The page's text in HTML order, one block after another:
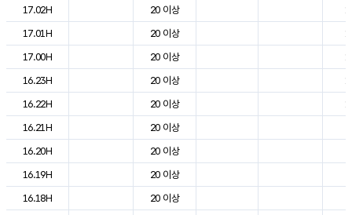
17.02H
20 이상
17.01H
20 이상
17.00H
20 이상
16.23H
20 이상
16.22H
20 이상
16.21H
20 이상
16.20H
20 이상
16.19H
20 이상
16.18H
20 이상